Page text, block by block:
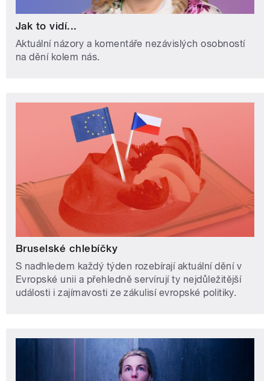
Jak to vidí...
Aktuální názory a komentáře nezávislých osobností
na dění kolem nás.
Bruselské chlebíčky
S nadhledem každý týden rozebírají aktuální dění v
Evropské unii a přehledně servírují ty nejdůležitější
události i zajímavosti ze zákulisí evropské politiky.